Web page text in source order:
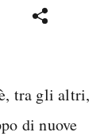
tra gli altri,
di nuove